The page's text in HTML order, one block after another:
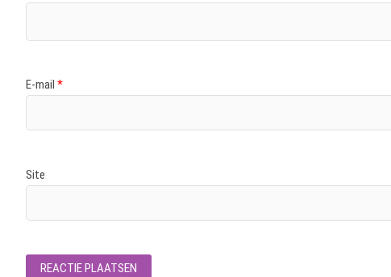
E-mail *
Site